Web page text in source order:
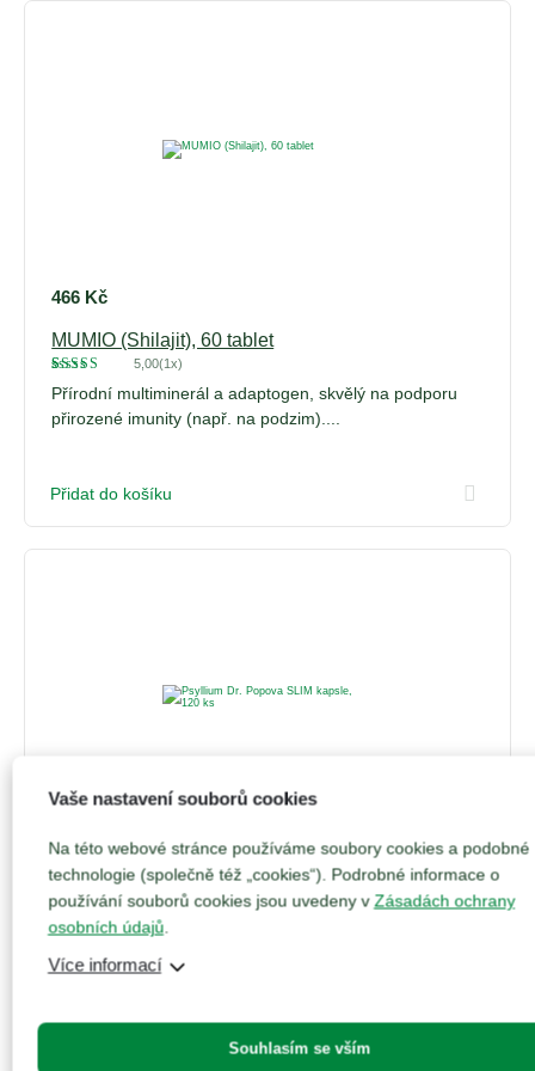
466 Kč
MUMIO (Shilajit), 60 tablet
Hodnoceno
5z 5 na
základě
1
hodnocení
5,00(1x)
Přírodní multiminerál a adaptogen, skvělý na podporu
přirozené imunity (např. na podzim)....
Přidat do košíku
295Kč
Psyllium Dr. Popova SLIM kapsle, 120 ks
0 hodnocení
Pro efektivní a snadné hubnutí. Kombinace Psyllia a
účinných rostlinných extraktů.
Vaše nastavení souborů cookies
Na této webové stránce používáme soubory cookies a podobné
technologie (společně též „cookies“). Podrobné informace o
používání souborů cookies jsou uvedeny vZásadách ochrany
osobních údajů.
Více informací
Souhlasím se vším